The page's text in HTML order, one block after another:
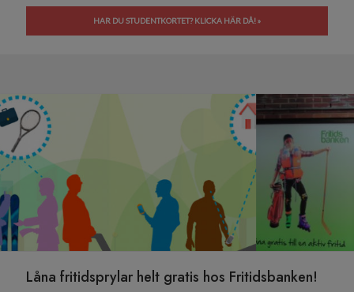
HAR DU STUDENTKORTET? KLICKA HÄR DÅ! »
Låna fritidsprylar helt gratis hos Fritidsbanken!